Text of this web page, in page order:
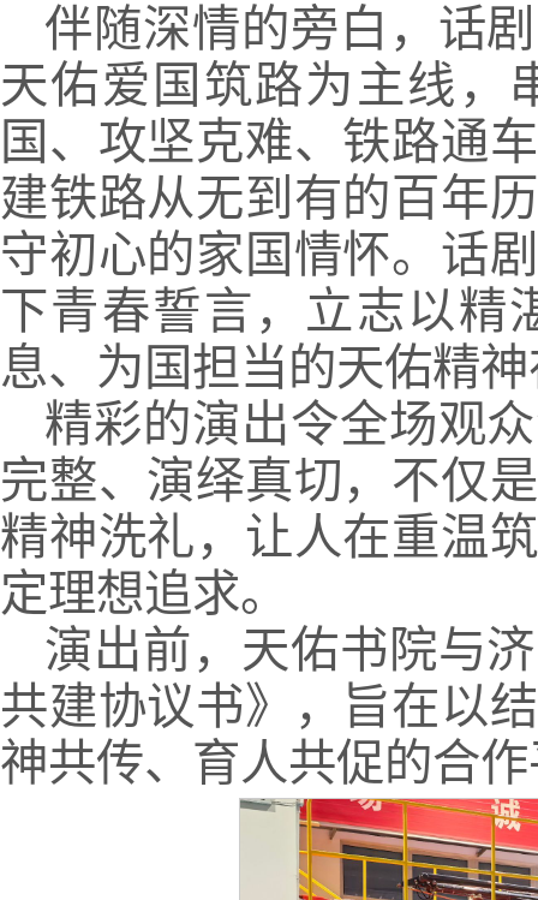
伴随深情的旁白，话
天佑爱国筑路为主线，
国、攻坚克难、铁路通
建铁路从无到有的百年
守初心的家国情怀。话
下青春誓言，立志以精
息、为国担当的天佑精
精彩的演出令全场观
完整、演绎真切，不仅
精神洗礼，让人在重温
定理想追求。
演出前，天佑书院与
共建协议书》，旨在以
神共传、育人共促的合